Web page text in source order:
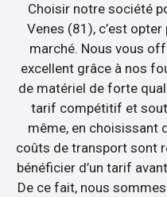
Choisir notre société
Venes (81), c’est
marché. Nous vous
excellent grâce à nos
de matériel de forte
tarif compétitif et
même, en choisissant
coûts de transport sont
bénéficier d’un tarif
De ce fait, nous